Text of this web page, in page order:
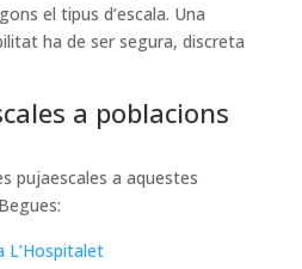
el tipus d’escala. Una
ha de ser segura, discreta
a poblacions
pujaescales a aquestes
L’Hospitalet